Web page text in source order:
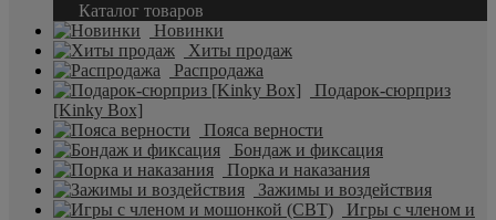
Каталог товаров
Новинки
Хиты продаж
Распродажа
Подарок-сюрприз
[Kinky Box]
Пояса верности
Бондаж и фиксация
Порка и наказания
Зажимы и воздействия
Игры с членом и